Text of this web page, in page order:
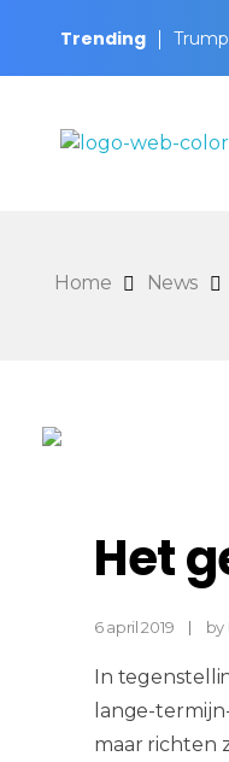
Trending
Home News
Het
6 april 2019 by
In
lange-
maar richten